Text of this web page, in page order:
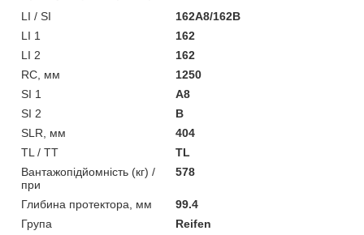
LI / SI
162A8/162B
LI 1
162
LI 2
162
RC, мм
1250
SI 1
A8
SI 2
B
SLR, мм
404
TL / TT
TL
Вантажопідйомність (кг) /
при
578
Глибина протектора, мм
99.4
Група
Reifen